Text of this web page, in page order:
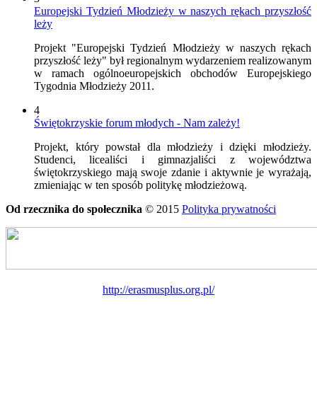
Europejski Tydzień Młodzieży w naszych rękach przyszłość
leży
Projekt "Europejski Tydzień Młodzieży w naszych rękach
przyszłość leży" był regionalnym wydarzeniem realizowanym
w ramach ogólnoeuropejskich obchodów Europejskiego
Tygodnia Młodzieży 2011.
4
Świętokrzyskie forum młodych - Nam zależy!
Projekt, który powstał dla młodzieży i dzięki młodzieży.
Studenci, licealiści i gimnazjaliści z województwa
świętokrzyskiego mają swoje zdanie i aktywnie je wyrażają,
zmieniając w ten sposób politykę młodzieżową.
Od rzecznika do społecznika © 2015 Polityka prywatności
http://erasmusplus.org.pl/